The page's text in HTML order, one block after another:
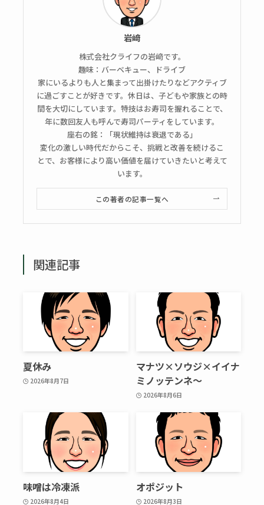
岩﨑
株式会社クライフの岩﨑です。
趣味：バーベキュー、ドライブ
家にいるよりも人と集まって出掛けたりなどアクティブ
に過ごすことが好きです。休日は、子どもや家族との時
間を大切にしています。特技はお寿司を握れることで、
年に数回友人も呼んで寿司パーティをしています。
座右の銘：「現状維持は衰退である」
変化の激しい時代だからこそ、挑戦と改善を続けるこ
とで、お客様により高い価値を届けていきたいと考えて
います。
この著者の記事一覧へ
関連記事
夏休み
2026年8月7日
マナツ×ソウジ×イイナ
ミノッテンネ～
2026年8月6日
味噌は冷凍派
2026年8月4日
オポジット
2026年8月3日